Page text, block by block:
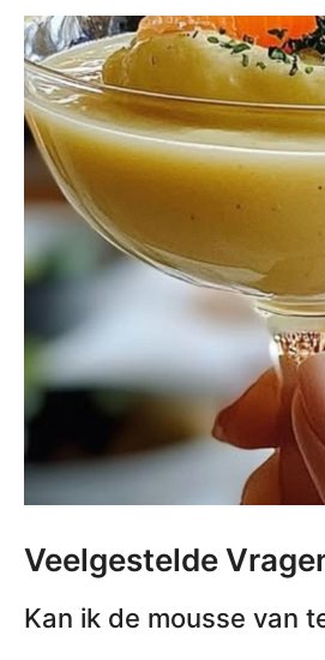
Veelgestelde
Kan ik de mousse van